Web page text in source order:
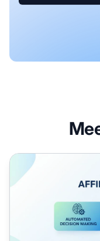
Hoe kan AI affiliate